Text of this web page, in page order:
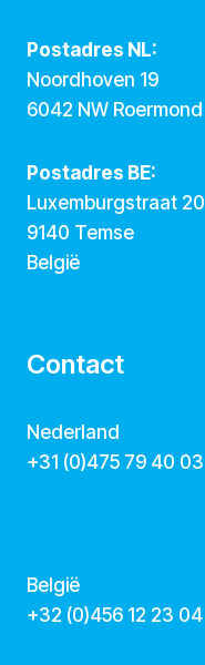
Postadres NL:
Noordhoven 19
6042 NW Roermond
Postadres BE:
Luxemburgstraat 20
9140 Temse
België
Contact
Nederland
+31 (0)475 79 40 03
België
‭+32 (0)456 12 23 04‬